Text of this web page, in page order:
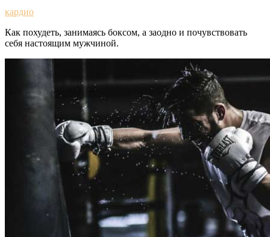
кардио
Как похудеть, занимаясь боксом, а заодно и почувствовать
себя настоящим мужчиной.